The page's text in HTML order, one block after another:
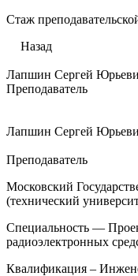
Стаж
Назад
Лапшин Сергей
Преподаватель
Лапшин Сергей
Преподаватель
Московский
(технический
Специальность —
радиоэлектронных
Квалификация –